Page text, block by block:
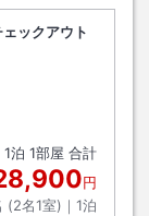
ックアウト
1泊 1部屋 合計
円
(2名1室)｜ 1泊